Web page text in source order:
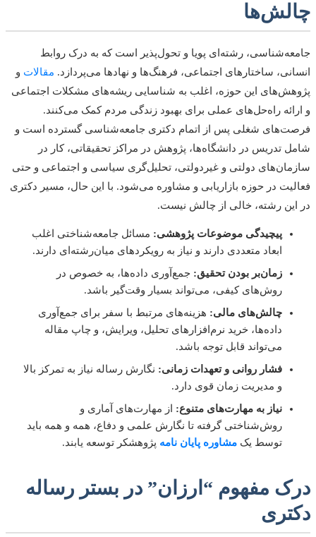
رشته‌ای پویا و تحول‌پذیر است که به درک روابط
ساختارهای اجتماعی، فرهنگ‌ها و نهادها می‌پردازد. مقالاتو
این حوزه، اغلب به شناسایی ریشه‌های مشکلات اجتماعی
راه‌حل‌های عملی برای بهبود زندگی مردم کمک می‌کنند.
شغلی پس از اتمام دکتری جامعه‌شناسی گسترده است و
تدریس در دانشگاه‌ها، پژوهش در مراکز تحقیقاتی، کار در
دولتی و غیردولتی، تحلیل‌گری سیاسی و اجتماعی و حتی
در حوزه بازاریابی و مشاوره می‌شود. با این حال، مسیر دکتری
رشته، خالی از چالش نیست.
پیچیدگی موضوعات پژوهشی:مسائل جامعه‌شناختی اغلب
ابعاد متعددی دارند و نیاز به رویکردهای میان‌رشته‌ای دارند.
زمان‌بر بودن تحقیق:جمع‌آوری داده‌ها، به خصوص در
روش‌های کیفی، می‌تواند بسیار وقت‌گیر باشد.
چالش‌های مالی:هزینه‌های مرتبط با سفر برای جمع‌آوری
داده‌ها، خرید نرم‌افزارهای تحلیل، ویرایش، و چاپ مقاله
می‌تواند قابل توجه باشد.
فشار روانی و تعهدات زمانی:نگارش رساله نیاز به تمرکز بالا
و مدیریت زمان قوی دارد.
نیاز به مهارت‌های متنوع:از مهارت‌های آماری و
روش‌شناختی گرفته تا نگارش علمی و دفاع، همه و همه باید
توسط یکمشاوره پایان نامهپژوهشکر توسعه یابند.
مفهوم “ارزان” در بستر رساله